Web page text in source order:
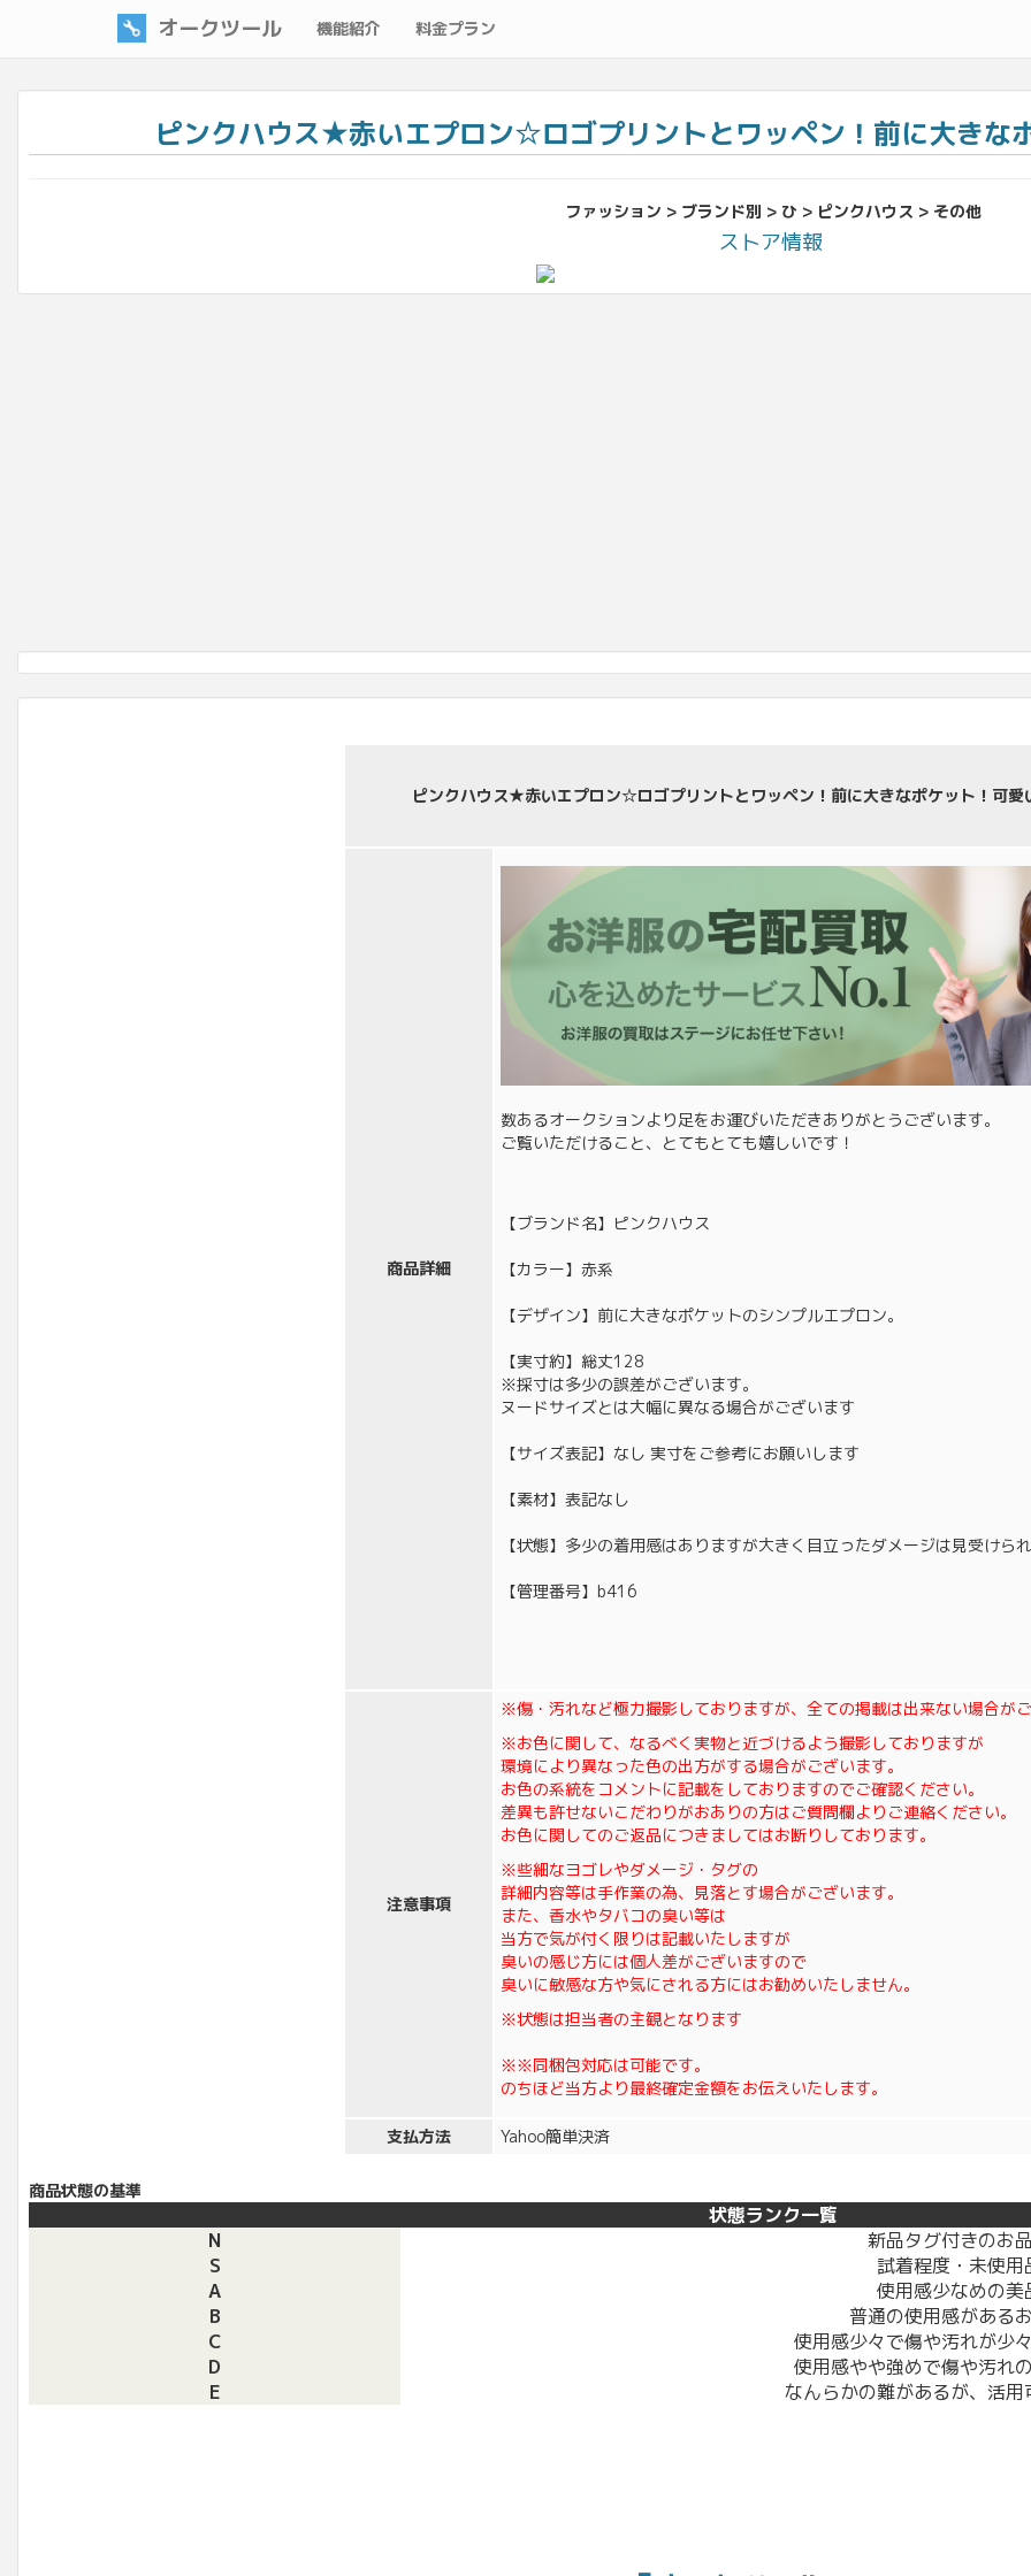
オークツール 機能紹介 料金プラン
ピンクハウス★赤いエプロン☆ロゴプリントとワッペン！前に大きな
ファッション > ブランド別 > ひ > ピンクハウス > その他
ストア情報
ピンクハウス★赤いエプロン☆ロゴプリントとワッペン！前に大きなポケット！可
商品詳細
数あるオークションより足をお運びいただきありがとうございます。
ご覧いただけること、とてもとても嬉しいです！
【ブランド名】ピンクハウス
【カラー】赤系
【デザイン】前に大きなポケットのシンプルエプロン。
【実寸約】総丈128
※採寸は多少の誤差がございます。
ヌードサイズとは大幅に異なる場合がございます
【サイズ表記】なし 実寸をご参考にお願いします
【素材】表記なし
【状態】多少の着用感はありますが大きく目立ったダメージは見受けられ
【管理番号】b416
注意事項
※傷・汚れなど極力撮影しておりますが、全ての掲載は出来ない場合がご
※お色に関して、なるべく実物と近づけるよう撮影しておりますが
環境により異なった色の出方がする場合がございます。
お色の系統をコメントに記載をしておりますのでご確認ください。
差異も許せないこだわりがおありの方はご質問欄よりご連絡ください。
お色に関してのご返品につきましてはお断りしております。
※些細なヨゴレやダメージ・タグの
詳細内容等は手作業の為、見落とす場合がございます。
また、香水やタバコの臭い等は
当方で気が付く限りは記載いたしますが
臭いの感じ方には個人差がございますので
臭いに敏感な方や気にされる方にはお勧めいたしません。
※状態は担当者の主観となります
※※同梱包対応は可能です。
のちほど当方より最終確定金額をお伝えいたします。
支払方法 Yahoo簡単決済
商品状態の基準
状態ランク一覧
N
新品タグ付きのお
S
試着程度・未使用
A
使用感少なめの美
B
普通の使用感がある
C
使用感少々で傷や汚れが少
D
使用感やや強めで傷や汚れ
E
なんらかの難があるが、活用